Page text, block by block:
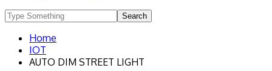
Home
IOT
AUTO DIM STREET LIGHT